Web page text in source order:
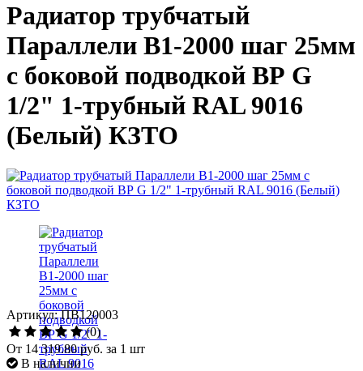
Радиатор трубчатый
Параллели В1-2000 шаг 25мм
с боковой подводкой ВР G
1/2" 1-трубный RAL 9016
(Белый) КЗТО
Артикул: ПВ120003
(0)
От 14 319.80 руб. за 1 шт
В наличии